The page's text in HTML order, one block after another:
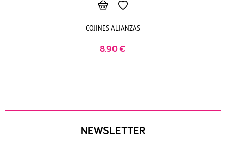
COJINES ALIANZAS
8.90€
NEWSLETTER